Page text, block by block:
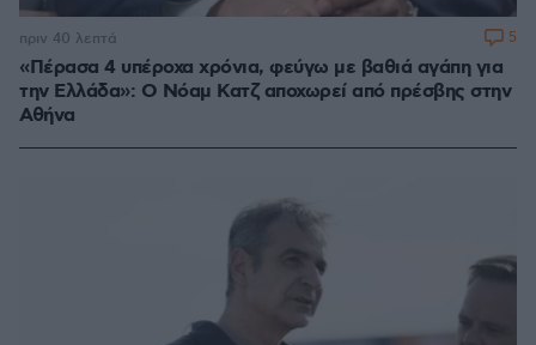
«Πέρασα 4 υπέροχα χρόνια, φεύγω με βαθιά αγάπη για
την Ελλάδα»: Ο Νόαμ Κατζ αποχωρεί από πρέσβης στην
Αθήνα
πριν 40 λεπτά 5